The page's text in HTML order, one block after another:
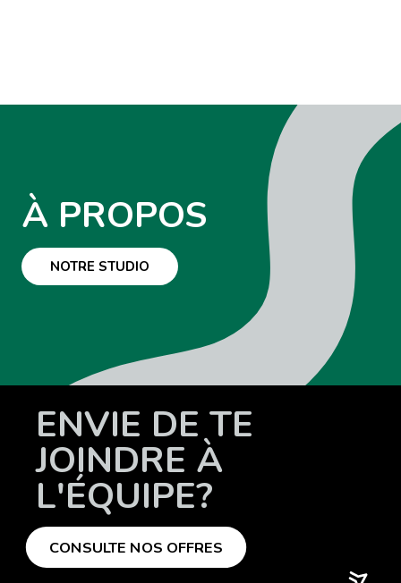
À PROPOS
NOTRE STUDIO
ENVIE DE TE
JOINDRE À
L'ÉQUIPE?
CONSULTE NOS OFFRES